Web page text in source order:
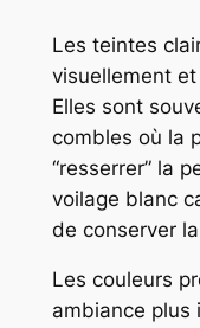
Les teintes
visuellement
Elles sont
combles où la
“resserrer” la
voilage blanc
de conserver
Les couleurs
ambiance plus